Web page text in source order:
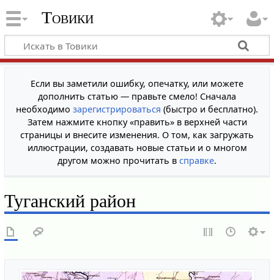
Товики
Если вы заметили ошибку, опечатку, или можете
дополнить статью — правьте смело! Сначала
необходимо зарегистрироваться (быстро и бесплатно).
Затем нажмите кнопку «править» в верхней части
страницы и внесите изменения. О том, как загружать
иллюстрации, создавать новые статьи и о многом
другом можно прочитать в справке.
Туганский район